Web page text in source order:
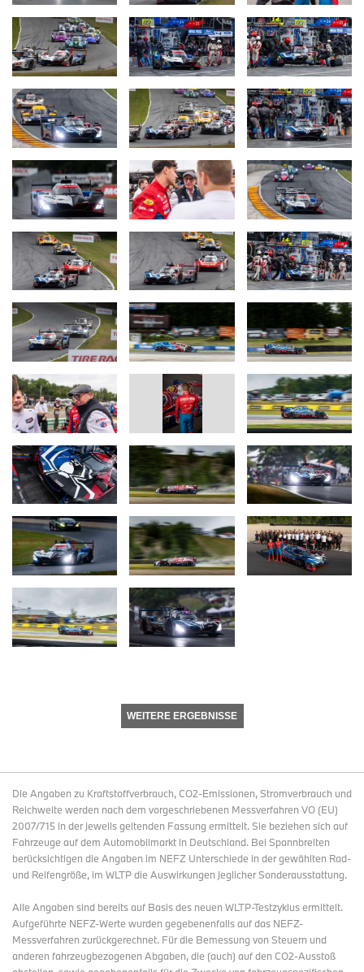
WEITERE ERGEBNISSE
Die Angaben zu Kraftstoffverbrauch, CO2-Emissionen, Stromverbrauch und
Reichweite werden nach dem vorgeschriebenen Messverfahren VO (EU)
2007/715 in der jeweils geltenden Fassung ermittelt. Sie beziehen sich auf
Fahrzeuge auf dem Automobilmarkt in Deutschland. Bei Spannbreiten
berücksichtigen die Angaben im NEFZ Unterschiede in der gewählten Rad-
und Reifengröße, im WLTP die Auswirkungen jeglicher Sonderausstattung.
Alle Angaben sind bereits auf Basis des neuen WLTP-Testzyklus ermittelt.
Aufgeführte NEFZ-Werte wurden gegebenenfalls auf das NEFZ-
Messverfahren zurückgerechnet. Für die Bemessung von Steuern und
anderen fahrzeugbezogenen Abgaben, die (auch) auf den CO2-Ausstoß